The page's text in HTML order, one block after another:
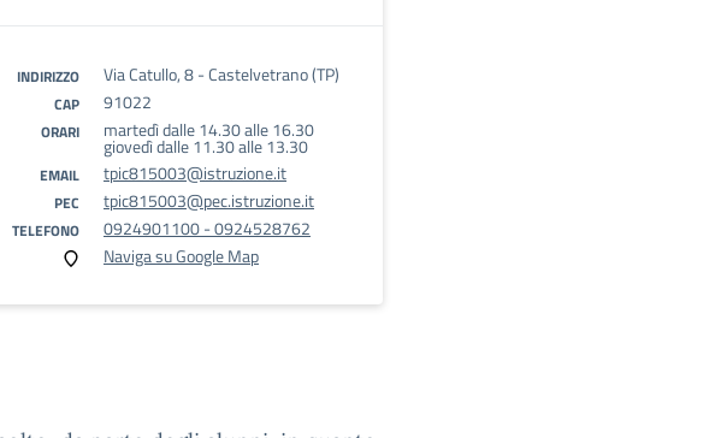
INDIRIZZO Via Catullo, 8 - Castelvetrano (TP)
CAP 91022
ORARI martedì dalle 14.30 alle 16.30
giovedì dalle 11.30 alle 13.30
EMAIL tpic815003@istruzione.it
PEC tpic815003@pec.istruzione.it
TELEFONO
0924901100 - 0924528762
Naviga su Google Map